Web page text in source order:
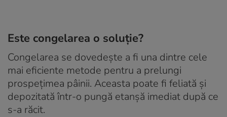
Este congelarea o soluție?
Congelarea se dovedește a fi una dintre cele
mai eficiente metode pentru a prelungi
prospețimea pâinii. Aceasta poate fi feliată și
depozitată într-o pungă etanșă imediat după ce
s-a răcit.